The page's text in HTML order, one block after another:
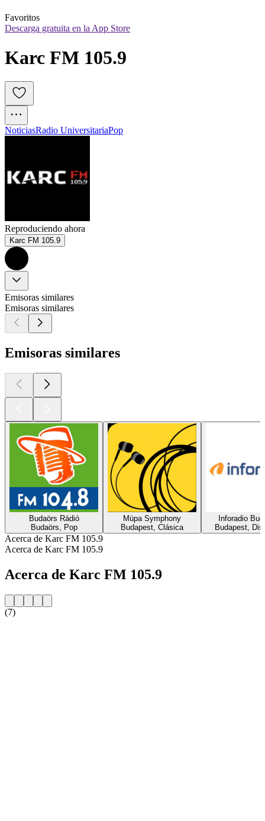
Favoritos
Descarga gratuita en la App Store
Karc FM 105.9
NoticiasRadio UniversitariaPop
Reproduciendo ahora
Karc FM 105.9
Emisoras similares
Emisoras similares
Emisoras similares
Budaörs Rádió
Budaörs, Pop
Müpa Symphony
Budapest, Clásica
Inforadio
Budapest,
Acerca de Karc FM 105.9
Acerca de Karc FM 105.9
Acerca de Karc FM 105.9
(7)